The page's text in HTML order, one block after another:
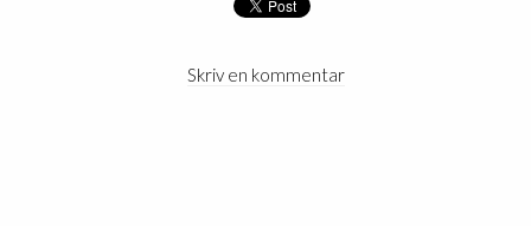
Skriv en kommentar